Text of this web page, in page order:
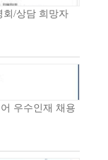
회/상담 희망자
우수인재 채용